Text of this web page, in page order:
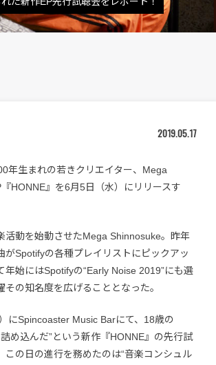
2019.05.17
年生まれの若きクリエイター、Mega
HONNE』を6月5日（水）にリリースす
活動を始動させたMega Shinnosuke。昨年
Spotifyの各種プレイリストにピックアッ
始にはSpotifyの“Early Noise 2019”にも選
の知名度を広げることとなった。
にSpincoaster Music Barにて、18歳の
め込んだ”という新作『HONNE』の先行試
の日の進行を務めたのは“音楽コンシュル